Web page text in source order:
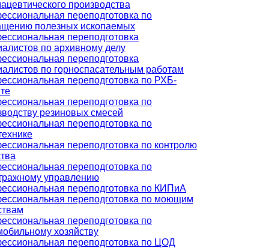
производства
переподготовка по
полезных ископаемых
переподготовка
по архивному делу
переподготовка
по горноспасательным работам
переподготовка по РХБ-
переподготовка по
резиновых смесей
переподготовка по
переподготовка по контролю
переподготовка по
управлению
переподготовка по КИПиА
переподготовка по моющим
переподготовка по
хозяйству
переподготовка по ЦОД